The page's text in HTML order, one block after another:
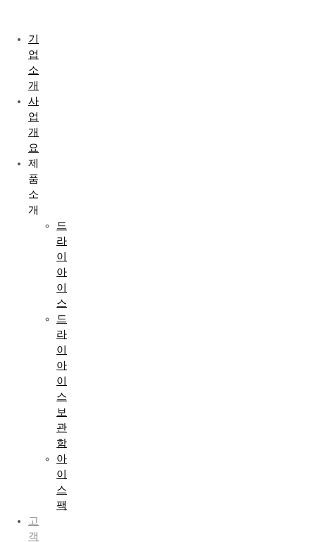
기
업
소
개
사
업
개
요
제
품
소
개
드
라
이
아
이
스
드
라
이
아
이
스
보
관
함
아
이
스
팩
고
객